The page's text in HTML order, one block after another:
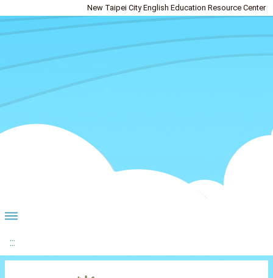
New Taipei City English Education Resource Center
:::